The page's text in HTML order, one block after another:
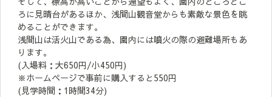
ろに見晴台があるほか、浅間山観音堂からも素敵な景色を眺
めることができます。
浅間山は活火山である為、園内には噴火の際の避難場所もあ
ります。
(入場料：大650円/小450円)
※ホームページで事前に購入すると550円
(見学時間：1時間34分)